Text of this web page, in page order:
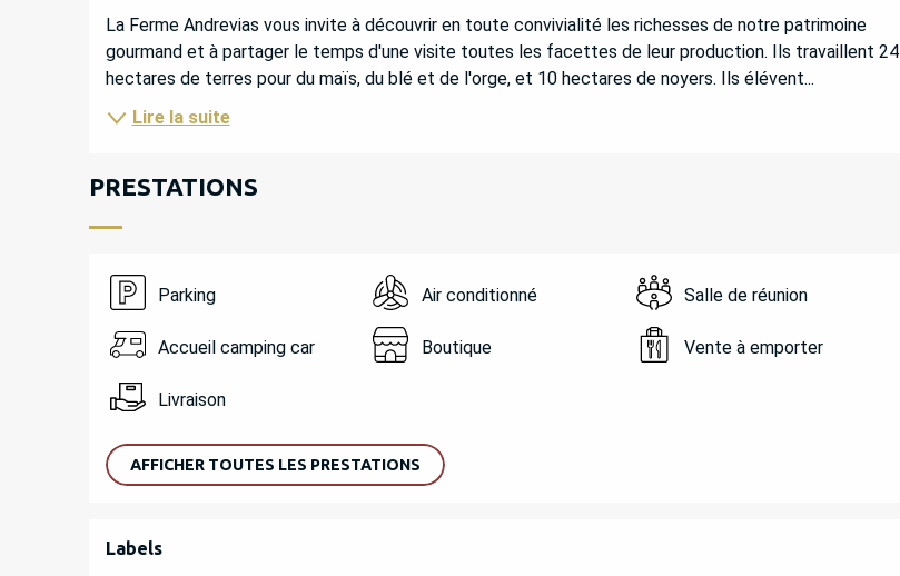
DESCRIPTION
La Ferme Andrevias vous invite à découvrir en toute convivialité les richesses de notre patrimoine
gourmand et à partager le temps d'une visite toutes les facettes de leur production. Ils travaillent 24
hectares de terres pour du maïs, du blé et de l'orge, et 10 hectares de noyers. Ils élévent...
Lire la suite
PRESTATIONS
Parking Air conditionné Salle de réunion
Accueil camping car Boutique Vente à emporter
Livraison
AFFICHER TOUTES LES PRESTATIONS
OFFRES DE PRESTATIONS
Labels
Labels